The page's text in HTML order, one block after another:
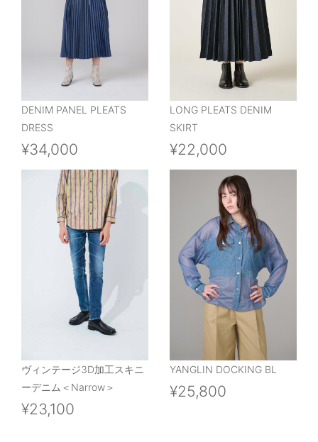
DENIM PANEL PLEATS
DRESS
¥34,000
LONG PLEATS DENIM
SKIRT
¥22,000
ヴィンテージ3D加工スキニ
ーデニム＜Narrow＞
¥23,100
YANGLIN DOCKING BL
¥25,800